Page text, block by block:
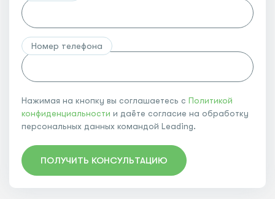
Номер телефона
Нажимая на кнопку вы соглашаетесь с Политикой
конфиденциальности и даёте согласие на обработку
персональных данных командой Leading.
ПОЛУЧИТЬ КОНСУЛЬТАЦИЮ